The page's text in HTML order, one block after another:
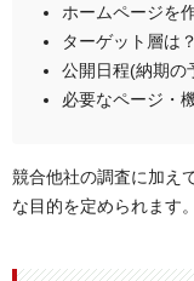
ホームページを
ターゲット層は？
公開日程(納期の
必要なページ・
競合他社の調査に加え
な目的を定められます。